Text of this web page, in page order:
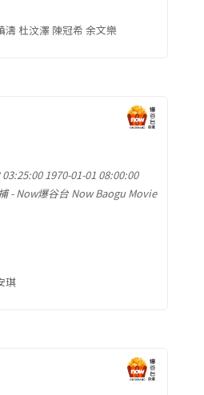
濤 杜汶澤 陳冠希 余文樂
1970-01-01 08:00:00
- Now爆谷台 Now Baogu Movie
琪